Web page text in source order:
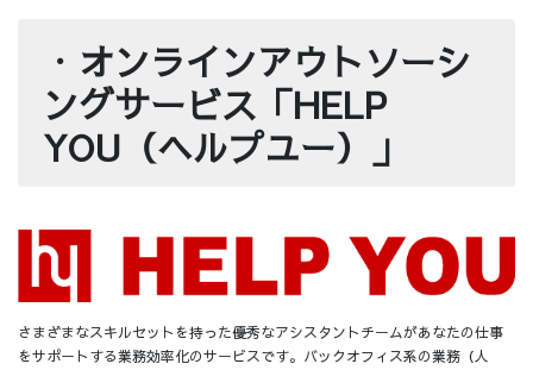
・ オンラインアウトソーシ
ングサービス「HELP
YOU（ヘルプユー）」
さまざまなスキルセットを持った優秀なアシスタントチームがあなたの仕事
をサポートする業務効率化のサービスです。バックオフィス系の業務（人